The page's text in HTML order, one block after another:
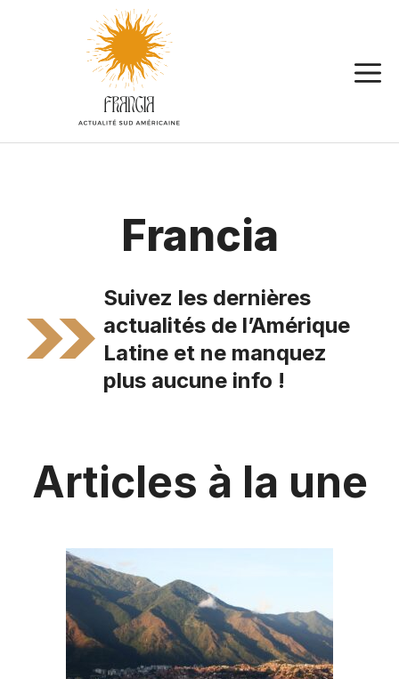
Francia
Suivez les dernières
actualités de l’Amérique
Latine et ne manquez
plus aucune info !
Articles à la une